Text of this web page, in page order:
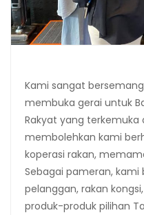
Kami sangat
membuka gerai untuk
Rakyat yang terkemuka
membolehkan kami
koperasi rakan,
Sebagai pameran, kami
pelanggan, rakan
produk-produk pilihan